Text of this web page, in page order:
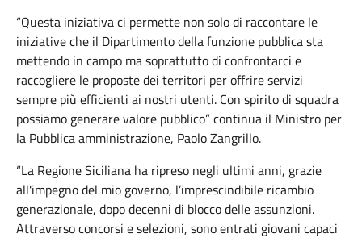
“Questa iniziativa ci permette non solo di raccontare le
iniziative che il Dipartimento della funzione pubblica sta
mettendo in campo ma soprattutto di confrontarci e
raccogliere le proposte dei territori per offrire servizi
sempre più efficienti ai nostri utenti. Con spirito di squadra
possiamo generare valore pubblico” continua il Ministro per
la Pubblica amministrazione, Paolo Zangrillo.
“La Regione Siciliana ha ripreso negli ultimi anni, grazie
all'impegno del mio governo, l’imprescindibile ricambio
generazionale, dopo decenni di blocco delle assunzioni.
Attraverso concorsi e selezioni, sono entrati giovani capaci